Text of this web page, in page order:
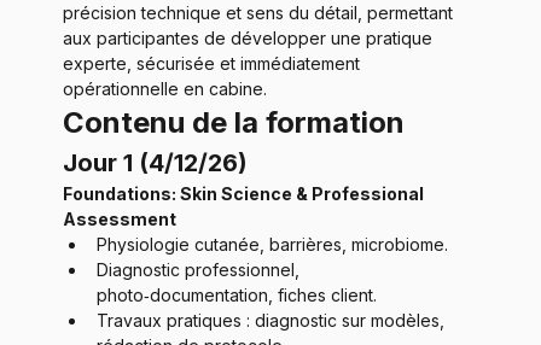
précision technique et sens du détail, permettant
aux participantes de développer une pratique
experte, sécurisée et immédiatement
opérationnelle en cabine.
Contenu de la formation
Jour 1 (4/12/26)
Foundations: Skin Science & Professional
Assessment
Physiologie cutanée, barrières, microbiome.
Diagnostic professionnel,
photo‑documentation, fiches client.
Travaux pratiques : diagnostic sur modèles,